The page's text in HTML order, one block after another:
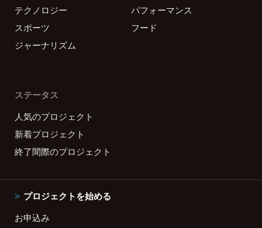
テクノロジー
パフォーマンス
スポーツ
フード
ジャーナリズム
ステータス
人気のプロジェクト
新着プロジェクト
終了間際のプロジェクト
プロジェクトを始める
お申込み